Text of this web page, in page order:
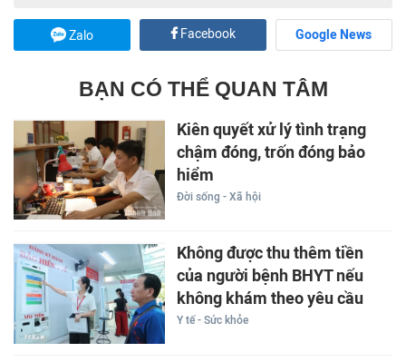
Zalo Facebook Google News
BẠN CÓ THỂ QUAN TÂM
Kiên quyết xử lý tình trạng
chậm đóng, trốn đóng bảo
hiểm
Đời sống - Xã hội
Không được thu thêm tiền
của người bệnh BHYT nếu
không khám theo yêu cầu
Y tế - Sức khỏe